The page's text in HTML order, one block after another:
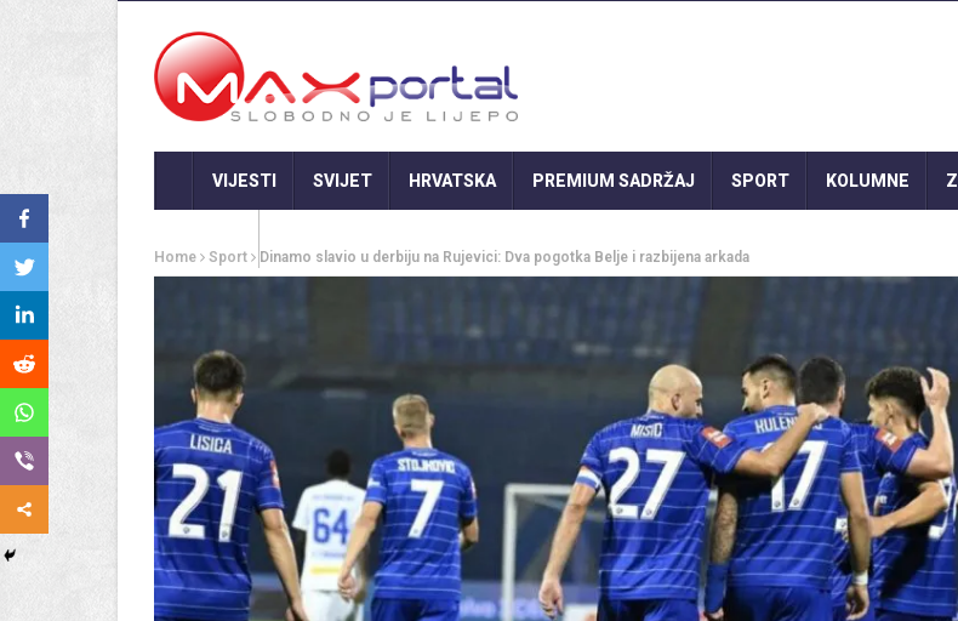
VIJESTI SVIJET HRVATSKA PREMIUM SADRŽAJ SPORT KOLUMNE
Home Sport Dinamo slavio u derbiju na Rujevici: Dva pogotka Belje i razbijena arkada